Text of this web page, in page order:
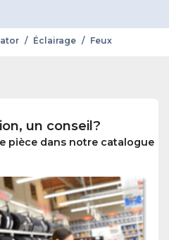
/ Éclairage / Feux
un conseil?
pièce dans notre catalogue